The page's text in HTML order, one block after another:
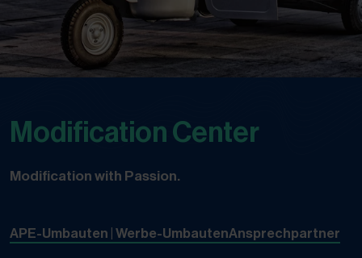
Modification Center
Modification with Passion.
APE-Umbauten | Werbe-UmbautenAnsprechpartner